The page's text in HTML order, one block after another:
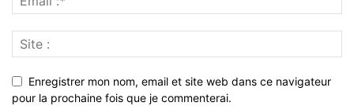
Enregistrer mon nom, email et site web dans ce navigateur
pour la prochaine fois que je commenterai.